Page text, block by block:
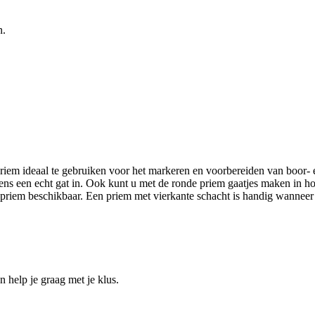
ideaal te gebruiken voor het markeren en voorbereiden van
een echt gat in. Ook kunt u met de ronde priem gaatjes maken in
beschikbaar. Een priem met vierkante schacht is handig
help je graag met je klus.